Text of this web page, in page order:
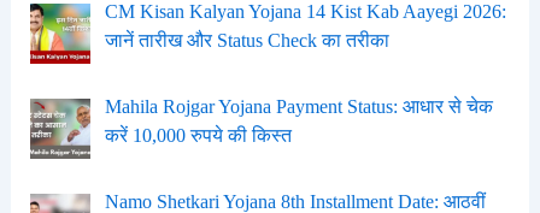
CM Kisan Kalyan Yojana 14 Kist Kab Aayegi 2026:
जानें तारीख और Status Check का तरीका
Mahila Rojgar Yojana Payment Status: आधार से चेक
करें 10,000 रुपये की किस्त
Namo Shetkari Yojana 8th Installment Date: आठवीं